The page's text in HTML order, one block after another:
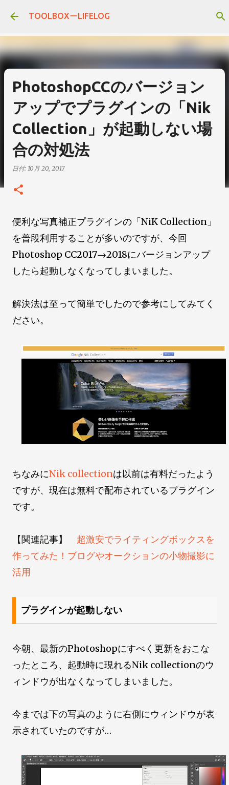
スキップしてメイン コンテンツに移動
TOOLBOXーLIFELOG
PhotoshopCCのバージョン
アップでプラグインの「Nik
Collection」が起動しない場
合の対処法
日付: 10月 20, 2017
便利な写真補正プラグインの「NiK Collection」
を普段利用することが多いのですが、今回
Photoshop CC2017→2018にバージョンアップ
したら起動しなくなってしまいました。
解決法は至って簡単でしたので参考にしてみてく
ださい。
ちなみにNik collectionは以前は有料だったよう
ですが、現在は無料で配布されているプラグイン
です。
【関連記事】 超激安でライティングボックスを
作ってみた！ブログやオークションの小物撮影に
活用
プラグインが起動しない
今朝、最新のPhotoshopにすべく更新をおこな
ったところ、起動時に現れるNik collectionのウ
ィンドウが出なくなってしまいました。
今までは下の写真のように右側にウィンドウが表
示されていたのですが…